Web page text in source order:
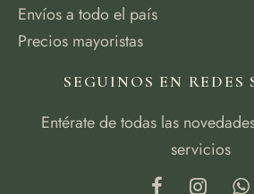
Envíos a todo el país
Precios mayoristas
SEGUINOS EN REDES
Entérate de todas las
servicios